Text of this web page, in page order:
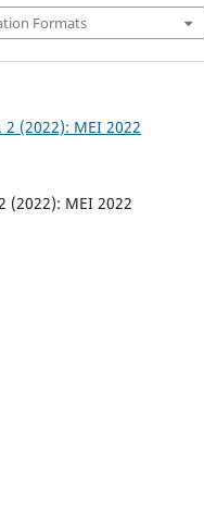
Formats
2 (2022): MEI 2022
(2022): MEI 2022